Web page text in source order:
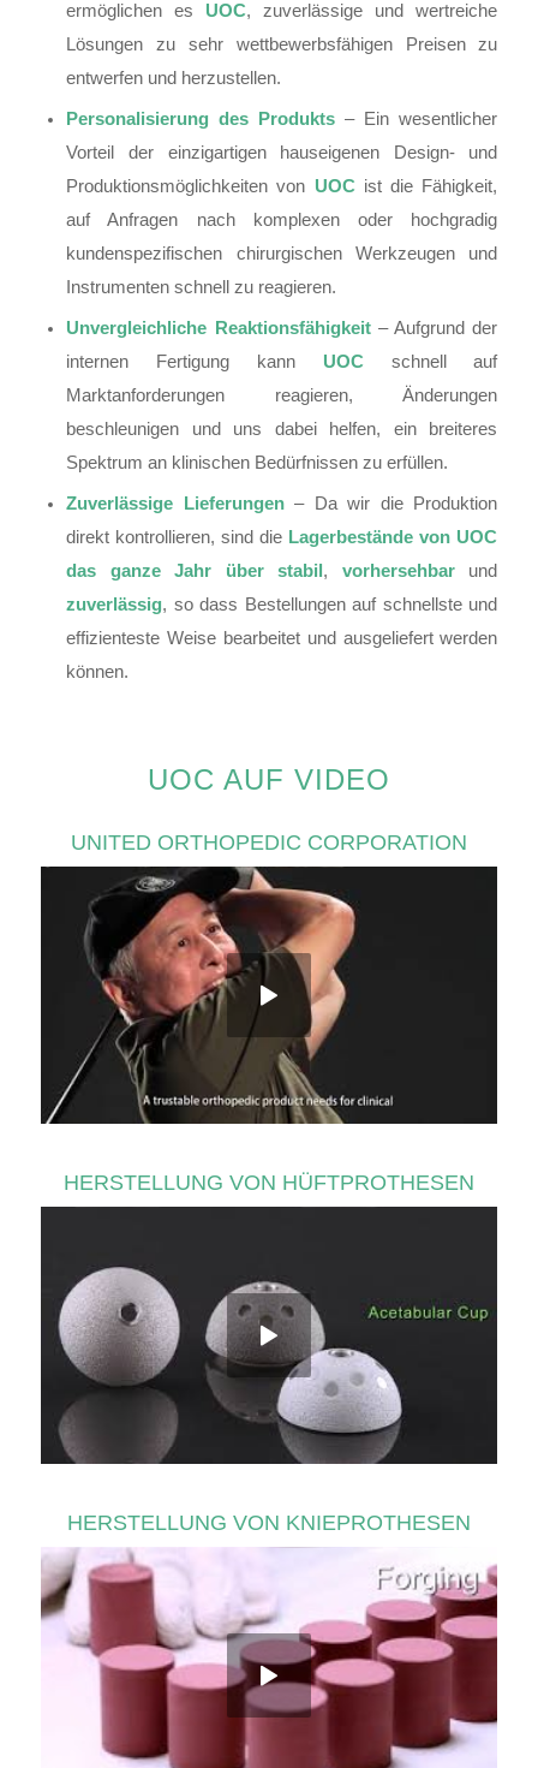
ermöglichen es UOC, zuverlässige und wertreiche
Lösungen zu sehr wettbewerbsfähigen Preisen zu
entwerfen und herzustellen.
Personalisierung des Produkts – Ein wesentlicher
Vorteil der einzigartigen hauseigenen Design- und
Produktionsmöglichkeiten von UOCist die Fähigkeit,
auf Anfragen nach komplexen oder hochgradig
kundenspezifischen chirurgischen Werkzeugen und
Instrumenten schnell zu reagieren.
Unvergleichliche Reaktionsfähigkeit– Aufgrund der
internen Fertigung kann UOCschnell auf
Marktanforderungen reagieren, Änderungen
beschleunigen und uns dabei helfen, ein breiteres
Spektrum an klinischen Bedürfnissen zu erfüllen.
Zuverlässige Lieferungen– Da wir die Produktion
direkt kontrollieren, sind die Lagerbestände von UOC
das ganze Jahr über stabil , vorhersehbarund
zuverlässig, so dass Bestellungen auf schnellste und
effizienteste Weise bearbeitet und ausgeliefert werden
können.
UOC AUF VIDEO
UNITED ORTHOPEDIC CORPORATION
HERSTELLUNG VON HÜFTPROTHESEN
HERSTELLUNG VON KNIEPROTHESEN